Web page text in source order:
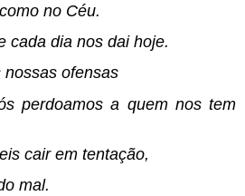
no Céu.
cada dia nos dai hoje.
ofensas
perdoamos a quem nos tem
cair em tentação,
mal.